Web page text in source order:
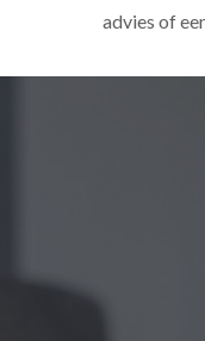
advies of